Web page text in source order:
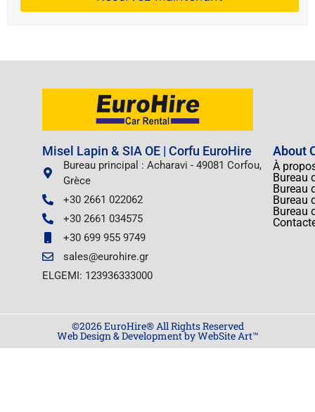
Misel Lapin & SIA OE | Corfu EuroHire
Bureau principal : Acharavi - 49081 Corfou,
Grèce
+30 2661 022062
+30 2661 034575
+30 699 955 9749
sales@eurohire.gr
ELGEMI: 123936333000
About
À
Bureau
Bureau
Bureau
Bureau
©2026 EuroHire® All Rights Reserved
Web Design & Development by WebSite Art™